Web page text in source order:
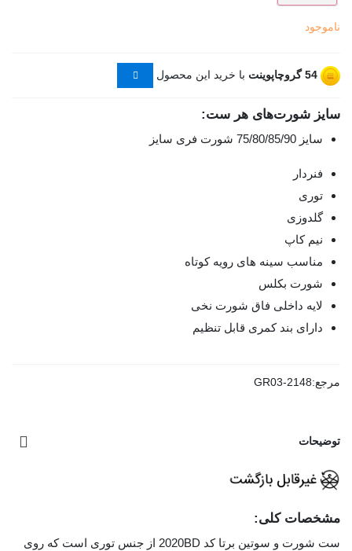
ناموجود
54گروچاپوینت با خرید این محصول
سایز شورت‌های هر ست:
سایز 75/80/85/90 شورت فری سایز
فنردار
توری
گلدوزی
نیم کاپ
مناسب سینه های رویه کوتاه
شورت بکلس
لایه داخلی فاق شورت نخی
دارای بند کمری قابل تنظیم
مرجع:GR03-2148
توضیحات
مشخصات کلی:
ست شورت و سوتین برتا کد 2020BD از جنس توری است که روی